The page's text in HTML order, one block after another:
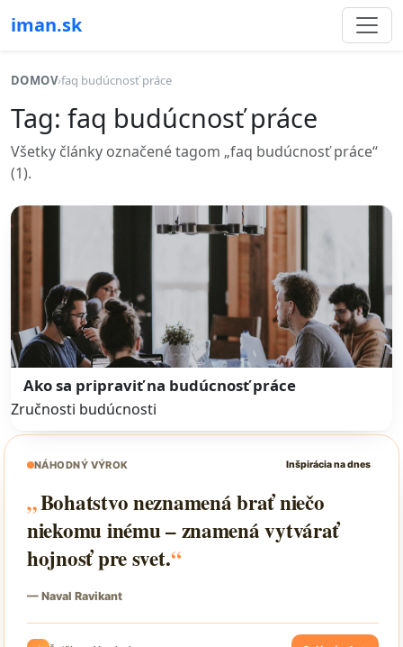
iman.sk
DOMOV›faq budúcnosť práce
Tag: faq budúcnosť práce
Všetky články označené tagom „faq budúcnosť práce“
(1).
Ako sa pripraviť na budúcnosť práce
Zručnosti budúcnosti